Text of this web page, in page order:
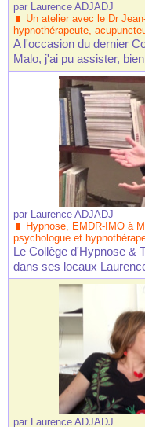
par Laurence ADJADJ
Un atelier avec le Dr
hypnothérapeute,
A l'occasion du dernier
Malo, j'ai pu assister,
par Laurence ADJADJ
Hypnose, EMDR-IMO à
psychologue et
Le Collège d'Hypnose &
dans ses locaux
par Laurence ADJADJ